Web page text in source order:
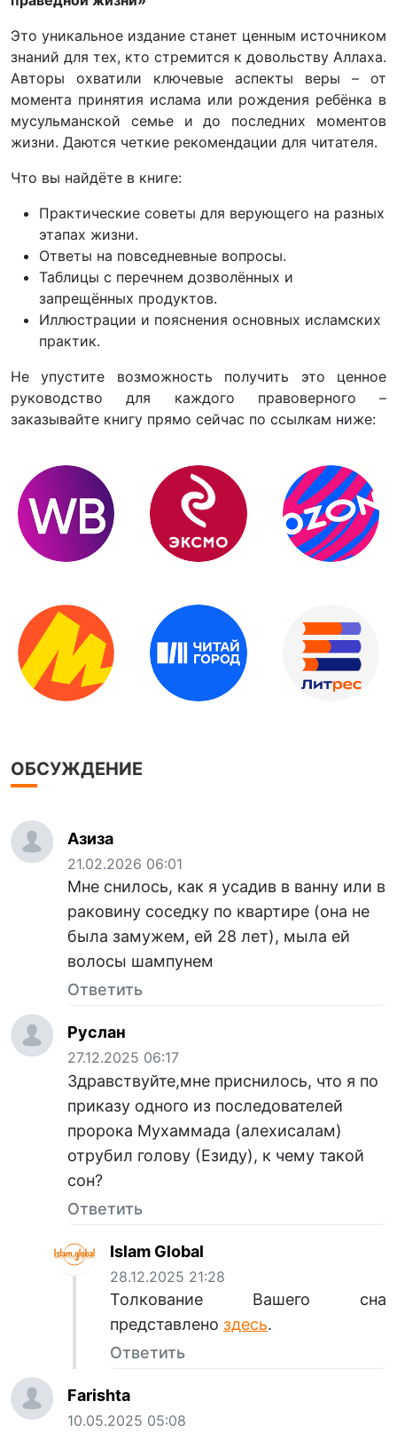
Это уникальное издание станет ценным источником
знаний для тех, кто стремится к довольству Аллаха.
Авторы охватили ключевые аспекты веры – от
момента принятия ислама или рождения ребёнка в
мусульманской семье и до последних моментов
жизни. Даются четкие рекомендации для читателя.
Что вы найдёте в книге:
Практические советы для верующего на разных
этапах жизни.
Ответы на повседневные вопросы.
Таблицы с перечнем дозволённых и
запрещённых продуктов.
Иллюстрации и пояснения основных исламских
практик.
Не упустите возможность получить это ценное
руководство для каждого правоверного –
заказывайте книгу прямо сейчас по ссылкам ниже:
ОБСУЖДЕНИЕ
Азиза
21.02.2026 06:01
Мне снилось, как я усадив в ванну или в
раковину соседку по квартире (она не
была замужем, ей 28 лет), мыла ей
волосы шампунем
Ответить
Руслан
27.12.2025 06:17
Здравствуйте,мне приснилось, что я по
приказу одного из последователей
пророка Мухаммада (алехисалам)
отрубил голову (Езиду), к чему такой
сон?
Ответить
Islam Global
28.12.2025 21:28
Толкование Вашего сна
представлено здесь.
Ответить
Farishta
10.05.2025 05:08